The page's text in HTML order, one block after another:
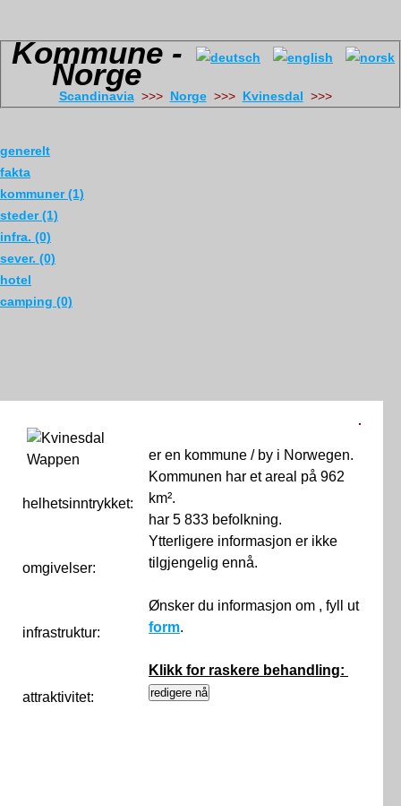
Kommune -
Norge
Scandinavia>>> Norge>>> Kvinesdal
generelt
fakta
kommuner (1)
steder (1)
infra. (0)
sever. (0)
hotel
camping (0)
helhetsinntrykket:
omgivelser:
infrastruktur:
attraktivitet:
er en kommune / by i Norwegen.
Kommunen har et areal på 962
km².
har 5 833 befolkning.
Ytterligere informasjon er ikke
tilgjengelig ennå.
Ønsker du informasjon om , fyll ut
form.
Klikk for raskere behandling: